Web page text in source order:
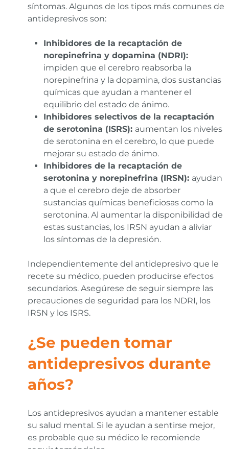
síntomas. Algunos de los tipos más comunes de
antidepresivos son:
Inhibidores de la recaptación de
norepinefrina y dopamina (NDRI):
impiden que el cerebro reabsorba la
norepinefrina y la dopamina, dos sustancias
químicas que ayudan a mantener el
equilibrio del estado de ánimo.
Inhibidores selectivos de la recaptación
de serotonina (ISRS): aumentan los niveles
de serotonina en el cerebro, lo que puede
mejorar su estado de ánimo.
Inhibidores de la recaptación de
serotonina y norepinefrina (IRSN): ayudan
a que el cerebro deje de absorber
sustancias químicas beneficiosas como la
serotonina. Al aumentar la disponibilidad de
estas sustancias, los IRSN ayudan a aliviar
los síntomas de la depresión.
Independientemente del antidepresivo que le
recete su médico, pueden producirse efectos
secundarios. Asegúrese de seguir siempre las
precauciones de seguridad para los NDRI, los
IRSN y los ISRS.
¿Se pueden tomar
antidepresivos durante
años?
Los antidepresivos ayudan a mantener estable
su salud mental. Si le ayudan a sentirse mejor,
es probable que su médico le recomiende